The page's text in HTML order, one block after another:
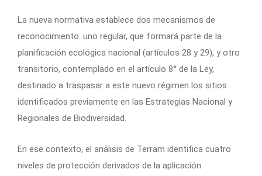
La nueva normativa establece dos mecanismos de
reconocimiento: uno regular, que formará parte de la
planificación ecológica nacional (artículos 28 y 29), y otro
transitorio, contemplado en el artículo 8° de la Ley,
destinado a traspasar a este nuevo régimen los sitios
identificados previamente en las Estrategias Nacional y
Regionales de Biodiversidad.
En ese contexto, el análisis de Terram identifica cuatro
niveles de protección derivados de la aplicación